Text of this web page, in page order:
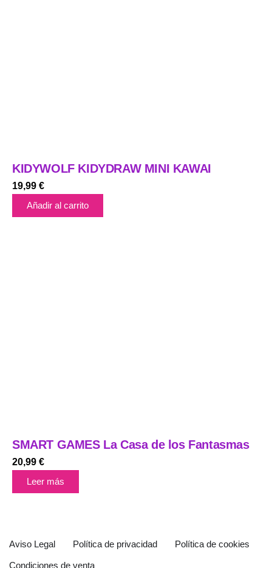
KIDYWOLF KIDYDRAW MINI KAWAI
19,99 €
Añadir al carrito
SMART GAMES La Casa de los Fantasmas
20,99 €
Leer más